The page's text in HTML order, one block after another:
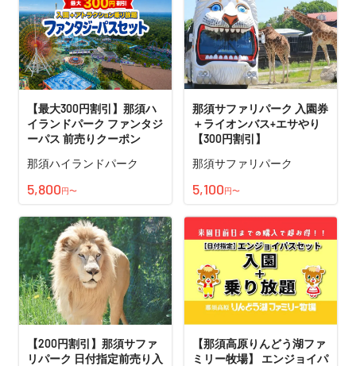
【最大300円割引】那須ハ
イランドパーク ファンタジ
ーパス 前売りクーポン
那須ハイランドパーク
5,800円〜
那須サファリパーク 入園券
＋ライオンバス+エサやり
【300円割引】
那須サファリパーク
5,100円〜
【200円割引】那須サファ
リパーク 日付指定前売り入
【那須高原りんどう湖ファ
ミリー牧場】 エンジョイパ